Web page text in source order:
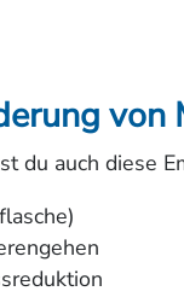
du auch diese